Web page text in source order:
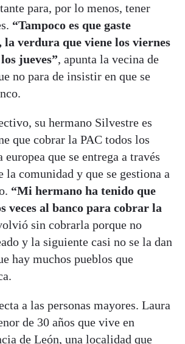
para, por lo menos, tener
“Tampoco es que gaste
la verdura que viene los viernes
jueves”, apunta la vecina de
no para de insistir en que se
su hermano Silvestre es
que cobrar la PAC todos los
europea que se entrega a través
la comunidad y que se gestiona a
“Mi hermano ha tenido que
veces al banco para cobrar la
sin cobrarla porque no
y la siguiente casi no se la dan
hay muchos pueblos que
a las personas mayores. Laura
de 30 años que vive en
de León, una localidad que